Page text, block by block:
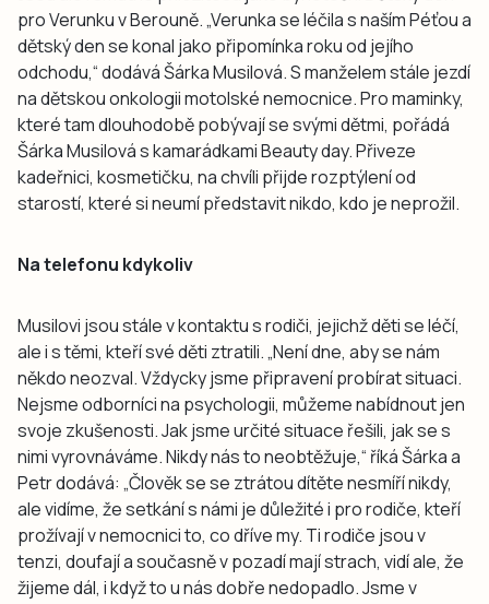
pro Verunku v Berouně. „Verunka se léčila s naším Péťou a
dětský den se konal jako připomínka roku od jejího
odchodu,“ dodává Šárka Musilová. S manželem stále jezdí
na dětskou onkologii motolské nemocnice. Pro maminky,
které tam dlouhodobě pobývají se svými dětmi, pořádá
Šárka Musilová s kamarádkami Beauty day. Přiveze
kadeřnici, kosmetičku, na chvíli přijde rozptýlení od
starostí, které si neumí představit nikdo, kdo je neprožil.
Na telefonu kdykoliv
Musilovi jsou stále v kontaktu s rodiči, jejichž děti se léčí,
ale i s těmi, kteří své děti ztratili. „Není dne, aby se nám
někdo neozval. Vždycky jsme připravení probírat situaci.
Nejsme odborníci na psychologii, můžeme nabídnout jen
svoje zkušenosti. Jak jsme určité situace řešili, jak se s
nimi vyrovnáváme. Nikdy nás to neobtěžuje,“ říká Šárka a
Petr dodává: „Člověk se se ztrátou dítěte nesmíří nikdy,
ale vidíme, že setkání s námi je důležité i pro rodiče, kteří
prožívají v nemocnici to, co dříve my. Ti rodiče jsou v
tenzi, doufají a současně v pozadí mají strach, vidí ale, že
žijeme dál, i když to u nás dobře nedopadlo. Jsme v